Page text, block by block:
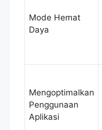
Mode Hemat
Daya
Mengoptimalkan
Penggunaan
Aplikasi